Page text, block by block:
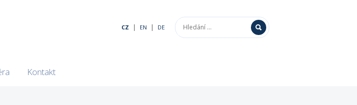
CZ | EN | DE
Kontakt